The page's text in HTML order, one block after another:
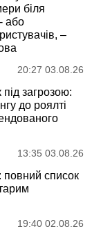
біля
або
–
20:27 03.08.26
загрозою:
до роялті
13:35 03.08.26
повний список
19:40 02.08.26